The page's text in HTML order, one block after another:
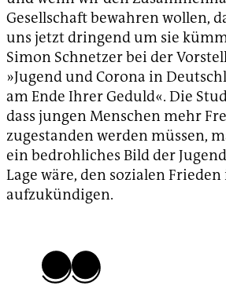
Gesellschaft bewahren wollen,
uns jetzt dringend um sie
Simon Schnetzer bei der
»Jugend und Corona in
am Ende Ihrer Geduld«. Die
dass jungen Menschen mehr
zugestanden werden müssen,
ein bedrohliches Bild der
Lage wäre, den sozialen
aufzukündigen.